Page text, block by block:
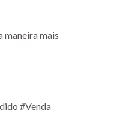
maneira mais
#Venda